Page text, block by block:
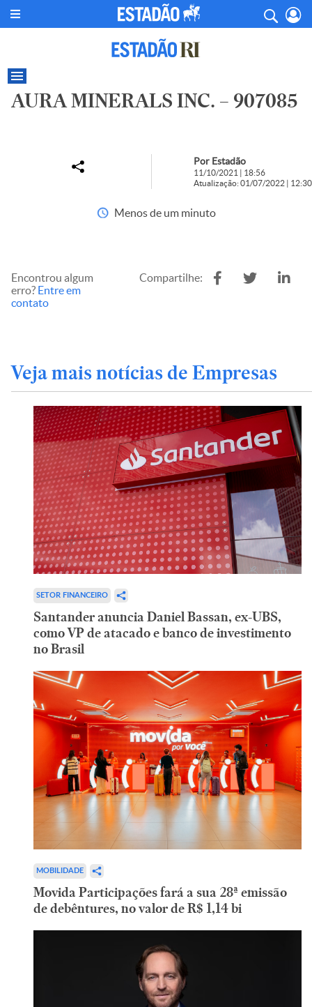
AURA MINERALS INC. – 907085
Por Estadão
11/10/2021 | 18:56
Atualização: 01/07/2022 | 12:30
Menos de um minuto
Encontrou algum
erro? Entre em
contato
Compartilhe:
Veja mais notícias de Empresas
SETOR FINANCEIRO
Santander anuncia Daniel Bassan, ex-UBS,
como VP de atacado e banco de investimento
no Brasil
MOBILIDADE
Movida Participações fará a sua 28ª emissão
de debêntures, no valor de R$ 1,14 bi